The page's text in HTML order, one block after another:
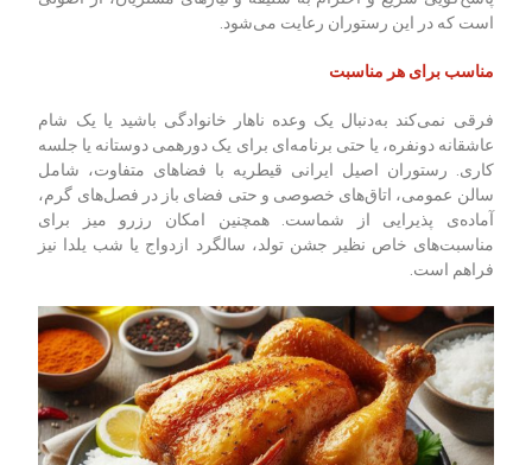
است که در این رستوران رعایت می‌شود.
مناسب برای هر مناسبت
فرقی نمی‌کند به‌دنبال یک وعده ناهار خانوادگی باشید یا یک شام
عاشقانه دونفره، یا حتی برنامه‌ای برای یک دورهمی دوستانه یا جلسه
کاری. رستوران اصیل ایرانی قیطریه با فضاهای متفاوت، شامل
سالن عمومی، اتاق‌های خصوصی و حتی فضای باز در فصل‌های گرم،
آماده‌ی پذیرایی از شماست. همچنین امکان رزرو میز برای
مناسبت‌های خاص نظیر جشن تولد، سالگرد ازدواج یا شب یلدا نیز
فراهم است.